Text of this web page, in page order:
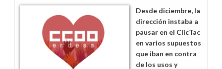
sentencia
que
desestima
la
demanda
sobre
Desde diciembre, la
dirección instaba a
pausar en el ClicTac
en varios supuestos
que iban en contra
de los usos y